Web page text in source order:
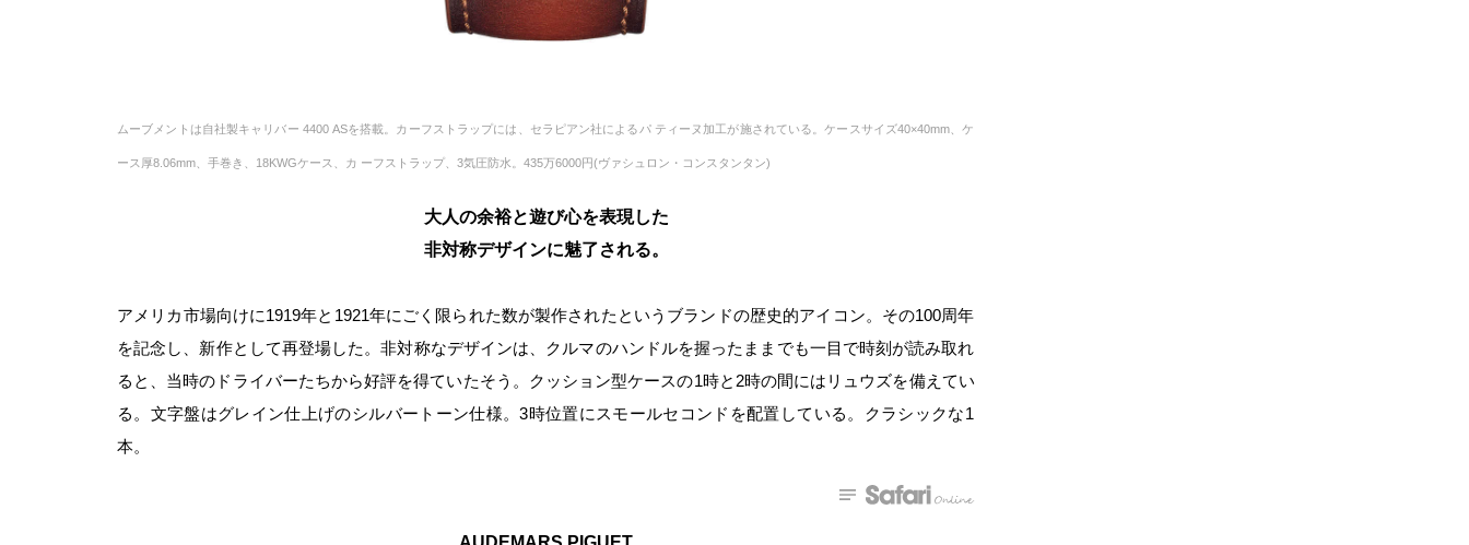
ムーブメントは自社製キャリバー 4400 ASを搭載。カーフストラップには、セラピアン社によるパ ティーヌ加工が施されている。ケースサイズ40×40mm、ケ
ース厚8.06mm、手巻き、18KWGケース、カ ーフストラップ、3気圧防水。435万6000円(ヴァシュロン・コンスタンタン)
大人の余裕と遊び心を表現した
非対称デザインに魅了される。
アメリカ市場向けに1919年と1921年にごく限られた数が製作されたというブランドの歴史的アイコン。その100周年
を記念し、新作として再登場した。非対称なデザインは、クルマのハンドルを握ったままでも一目で時刻が読み取れ
ると、当時のドライバーたちから好評を得ていたそう。クッション型ケースの1時と2時の間にはリュウズを備えてい
る。文字盤はグレイン仕上げのシルバートーン仕様。3時位置にスモールセコンドを配置している。クラシックな1
本。